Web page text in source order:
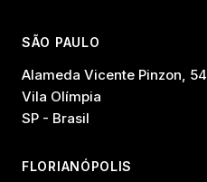
SÃO PAULO
Alameda Vicente Pinzon, 54
Vila Olímpia
SP - Brasil
FLORIANÓPOLIS